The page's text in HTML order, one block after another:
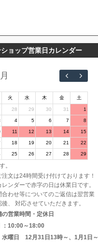
ョップ営業日カレンダー
火 水 木 金 土
28 29 30 31 1
4 5 6 7 8
11 12 13 14 15
18 19 20 21 22
25 26 27 28 29
。
文は24時間受け付けております！
ンダーで赤字の日は休業日です。
合わせ等についてのご返信は翌営業
、 対応させていただきます。
営業時間・定休日
：10:00～18:00
水曜日 12月31日13時～、1月1日～